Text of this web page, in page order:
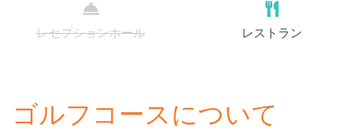
レセプションホール レストラン
ゴルフコースについて